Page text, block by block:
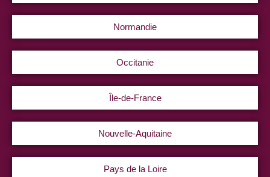
Normandie
Occitanie
Île-de-France
Nouvelle-Aquitaine
Pays de la Loire